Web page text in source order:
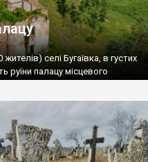
селі Бугаївка, в густих
руїни палацу місцевого
У 60-х роках минулого
лікарню. Коли із
точно не […]